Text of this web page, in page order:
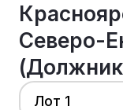
Северо-
Лот 1